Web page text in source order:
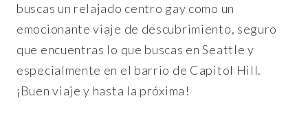
buscas un relajado centro gay como un
emocionante viaje de descubrimiento, seguro
que encuentras lo que buscas en Seattle y
especialmente en el barrio de Capitol Hill.
¡Buen viaje y hasta la próxima!